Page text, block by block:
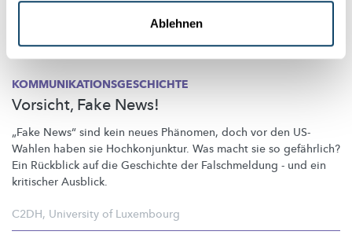
Ablehnen
KOMMUNIKATIONSGESCHICHTE
Vorsicht, Fake News!
„Fake News“ sind kein neues Phänomen, doch vor den US-
Wahlen haben sie Hochkonjunktur. Was macht sie so gefährlich?
Ein Rückblick auf die Geschichte der Falschmeldung - und ein
kritischer Ausblick.
C2DH, University of Luxembourg